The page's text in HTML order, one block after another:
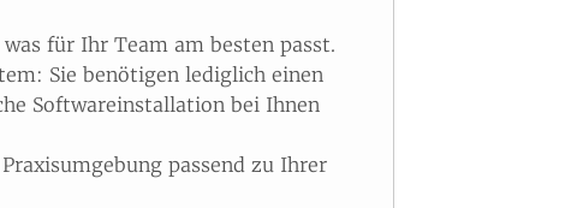
für Ihr Team am besten passt.
Sie benötigen lediglich einen
Softwareinstallation bei Ihnen
passend zu Ihrer